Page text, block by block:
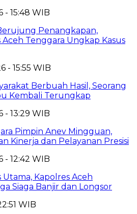
- 15:48 WIB
Penangkapan,
Tenggara Ungkap Kasus
- 15:55 WIB
Berbuah Hasil, Seorang
Kembali Terungkap
- 13:29 WIB
Pimpin Anev Mingguan,
Kinerja dan Pelayanan Presisi
- 12:42 WIB
Kapolres Aceh
Siaga Banjir dan Longsor
WIB